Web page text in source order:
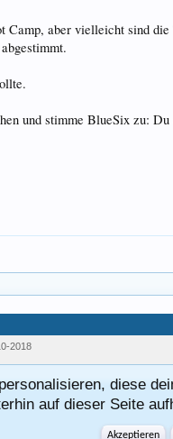
Camp, aber vielleicht sind
und stimme BlueSix zu:
2018
diese
auf dieser Seite
Akzeptieren